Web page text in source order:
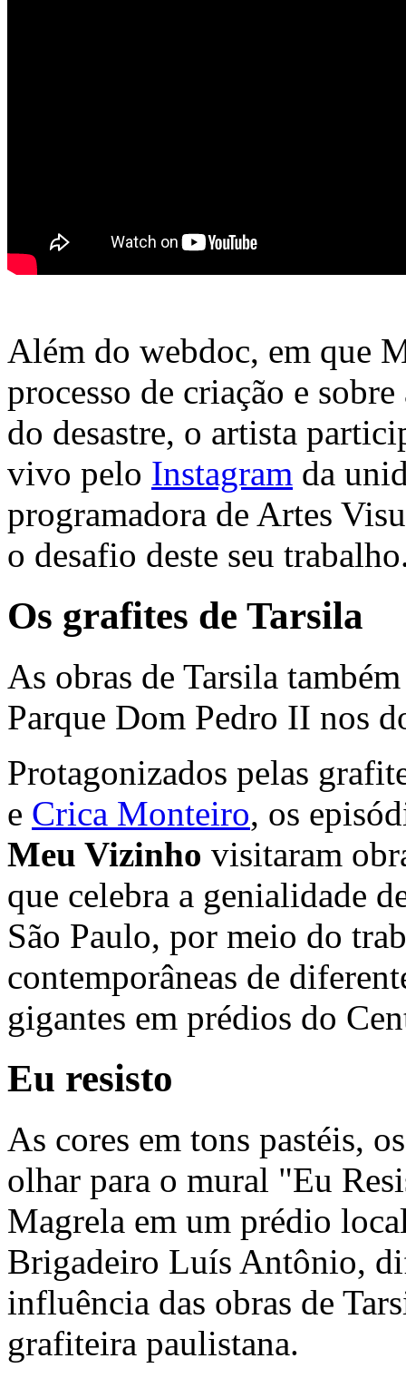
Além do webdoc, em que
processo de criação e
do desastre, o artista
vivo pelo Instagram da
programadora de Artes
o desafio deste seu
Os grafites de Tarsila
As obras de Tarsila
Parque Dom Pedro II nos
Protagonizados pelas
e Crica Monteiro, os
Meu Vizinho visitaram
que celebra a genialidade
São Paulo, por meio do
contemporâneas de
gigantes em prédios do
Eu resisto
As cores em tons pastéis,
olhar para o mural "Eu
Magrela em um prédio
Brigadeiro Luís Antônio,
influência das obras de
grafiteira paulistana.